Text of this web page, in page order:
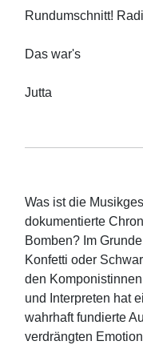
Rundumschnitt!
Das war's
Jutta
Was ist die
dokumentierte
Bomben? Im
Konfetti oder
den
und Interpreten hat
wahrhaft fundierte
verdrängten